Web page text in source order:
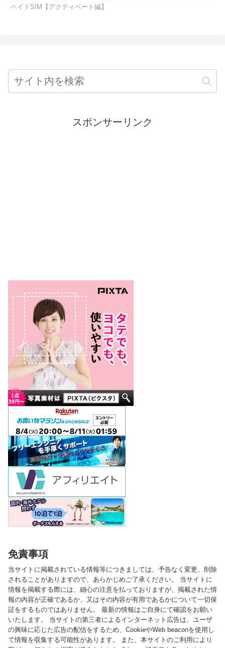
ペイドSIM【アクティベート編】
スポンサーリンク
免責事項
当サイトに掲載されている情報等につきましては、予告なく変更、削除
されることがありますので、あらかじめご了承ください。 当サイトに
情報を掲載する際には、細心の注意を払っておりますが、掲載された情
報の内容が正確であるか、又はその内容が有用であるかについて一切保
証をするものではありません。 最新の情報はご自身にて確認をお願い
いたします。 当サイトの第三者によるインターネット広告は、ユーザ
の興味に応じた広告の配信をするため、CookieやWeb beaconを使用し
て情報を収集する可能性があります。 また、本サイトのご利用により